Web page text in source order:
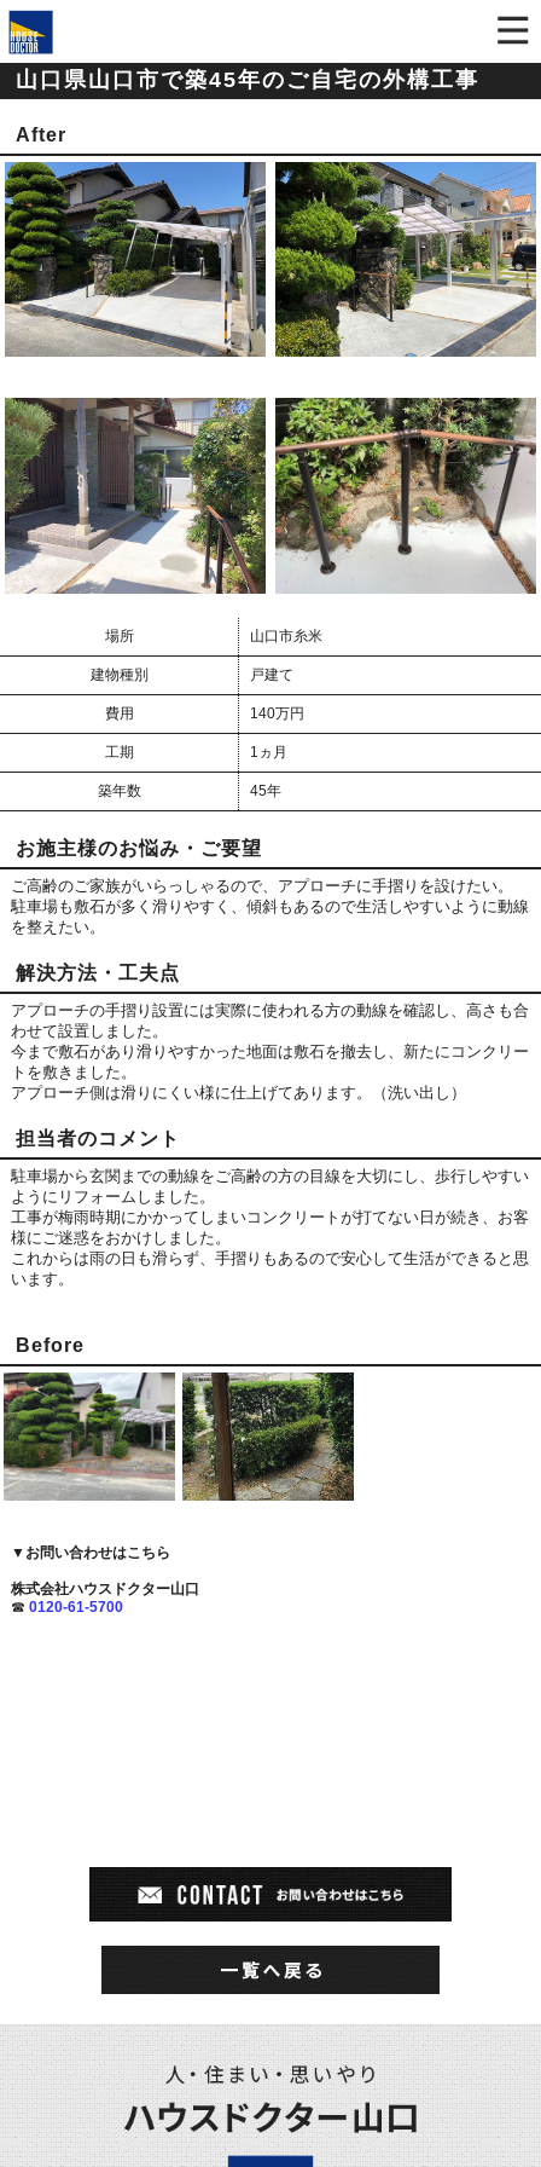
山口県山口市で築45年のご自宅の外構工事
After
場所 山口市糸米
建物種別 戸建て
費用 140万円
工期 1ヵ月
築年数 45年
お施主様のお悩み・ご要望
ご高齢のご家族がいらっしゃるので、アプローチに手摺りを設けたい。
駐車場も敷石が多く滑りやすく、傾斜もあるので生活しやすいように動線
を整えたい。
解決方法・工夫点
アプローチの手摺り設置には実際に使われる方の動線を確認し、高さも合
わせて設置しました。
今まで敷石があり滑りやすかった地面は敷石を撤去し、新たにコンクリー
トを敷きました。
アプローチ側は滑りにくい様に仕上げてあります。（洗い出し）
担当者のコメント
駐車場から玄関までの動線をご高齢の方の目線を大切にし、歩行しやすい
ようにリフォームしました。
工事が梅雨時期にかかってしまいコンクリートが打てない日が続き、お客
様にご迷惑をおかけしました。
これからは雨の日も滑らず、手摺りもあるので安心して生活ができると思
います。
Before
▼お問い合わせはこちら
株式会社ハウスドクター山口
☎ 0120-61-5700